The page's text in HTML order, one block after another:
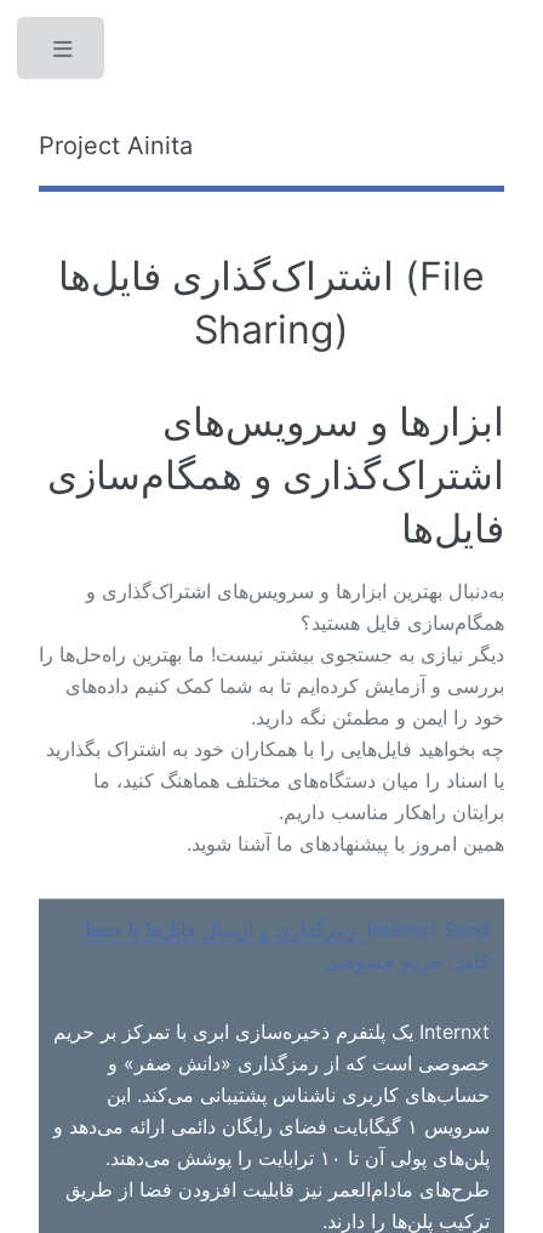
Project Ainita
اشتراک‌گذاری فایل‌ها (File
Sharing)
ابزارها و سرویس‌های
اشتراک‌گذاری و همگام‌سازی
فایل‌ها
به‌دنبال بهترین ابزارها و سرویس‌های اشتراک‌گذاری و
همگام‌سازی فایل هستید؟
دیگر نیازی به جستجوی بیشتر نیست! ما بهترین راه‌حل‌ها را
بررسی و آزمایش کرده‌ایم تا به شما کمک کنیم داده‌های
خود را ایمن و مطمئن نگه دارید.
چه بخواهید فایل‌هایی را با همکاران خود به اشتراک بگذارید
یا اسناد را میان دستگاه‌های مختلف هماهنگ کنید، ما
برایتان راهکار مناسب داریم.
همین امروز با پیشنهادهای ما آشنا شوید.
Internxt Send: رمزگذاری و ارسال فایل‌ها با حفظ
کامل حریم خصوصی
Internxt یک پلتفرم ذخیره‌سازی ابری با تمرکز بر حریم
خصوصی است که از رمزگذاری «دانش صفر» و
حساب‌های کاربری ناشناس پشتیبانی می‌کند. این
سرویس ۱ گیگابایت فضای رایگان دائمی ارائه می‌دهد و
پلن‌های پولی آن تا ۱۰ ترابایت را پوشش می‌دهند.
طرح‌های مادام‌العمر نیز قابلیت افزودن فضا از طریق
ترکیب پلن‌ها را دارند.